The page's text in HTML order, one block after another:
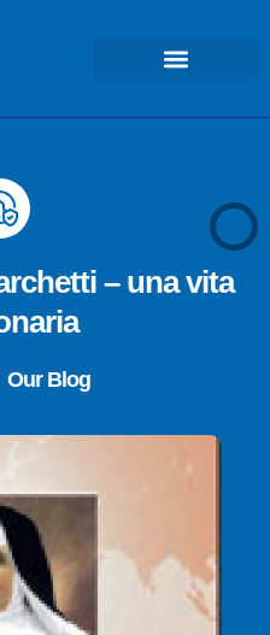
– una vita
Our Blog